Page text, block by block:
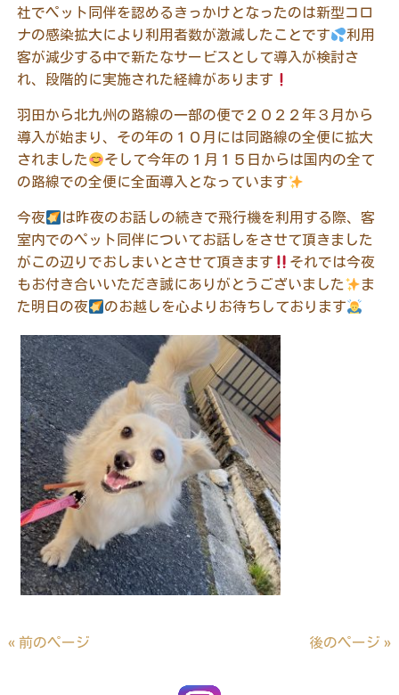
社でペット同伴を認めるきっかけとなったのは新型コロ
ナの感染拡大により利用者数が激減したことです
利用
客が減少する中で新たなサービスとして導入が検討さ
れ、段階的に実施された経緯があります
羽田から北九州の路線の一部の便で２０２２年３月から
導入が始まり、その年の１０月には同路線の全便に拡大
されました
そして今年の１月１５日からは国内の全て
の路線での全便に全面導入となっています
今夜
は昨夜のお話しの続きで飛行機を利用する際、客
室内でのペット同伴についてお話しをさせて頂きました
がこの辺りでおしまいとさせて頂きます
それでは今夜
もお付き合いいただき誠にありがとうございました
ま
た明日の夜
のお越しを心よりお待ちしております
« 前のページ 後のページ »